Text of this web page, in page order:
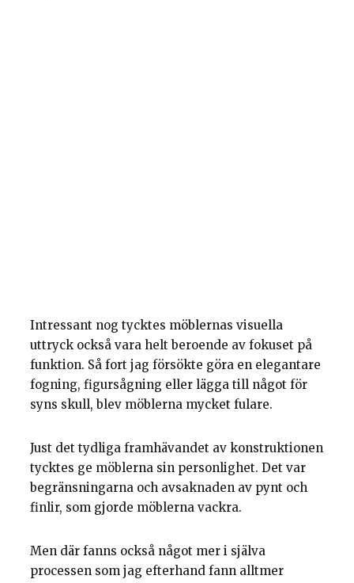
Intressant nog tycktes möblernas visuella
uttryck också vara helt beroende av fokuset på
funktion. Så fort jag försökte göra en elegantare
fogning, figursågning eller lägga till något för
syns skull, blev möblerna mycket fulare.
Just det tydliga framhävandet av konstruktionen
tycktes ge möblerna sin personlighet. Det var
begränsningarna och avsaknaden av pynt och
finlir, som gjorde möblerna vackra.
Men där fanns också något mer i själva
processen som jag efterhand fann alltmer